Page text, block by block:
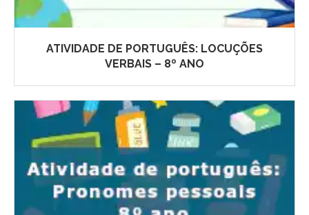
ATIVIDADE DE PORTUGUÊS: LOCUÇÕES
VERBAIS – 8º ANO